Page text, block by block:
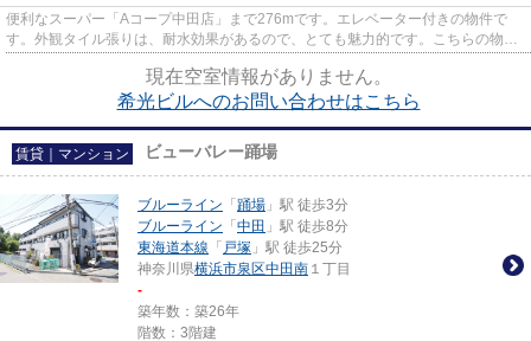
便利なスーパー「Aコープ中田店」まで276mです。エレベーター付きの物件で
す。外観タイル張りは、耐水効果があるので、とても魅力的です。こちらの物件
現在空室情報がありません。
希光ビルへのお問い合わせはこちら
賃貸｜マンション ビューバレー踊場
ブルーライン 「 踊場 」駅 徒歩3分
ブルーライン 「 中田 」駅 徒歩8分
東海道本線 「 戸塚 」駅 徒歩25分
神奈川県横浜市泉区中田南 １丁目
-
築年数：築26年
階数：3階建